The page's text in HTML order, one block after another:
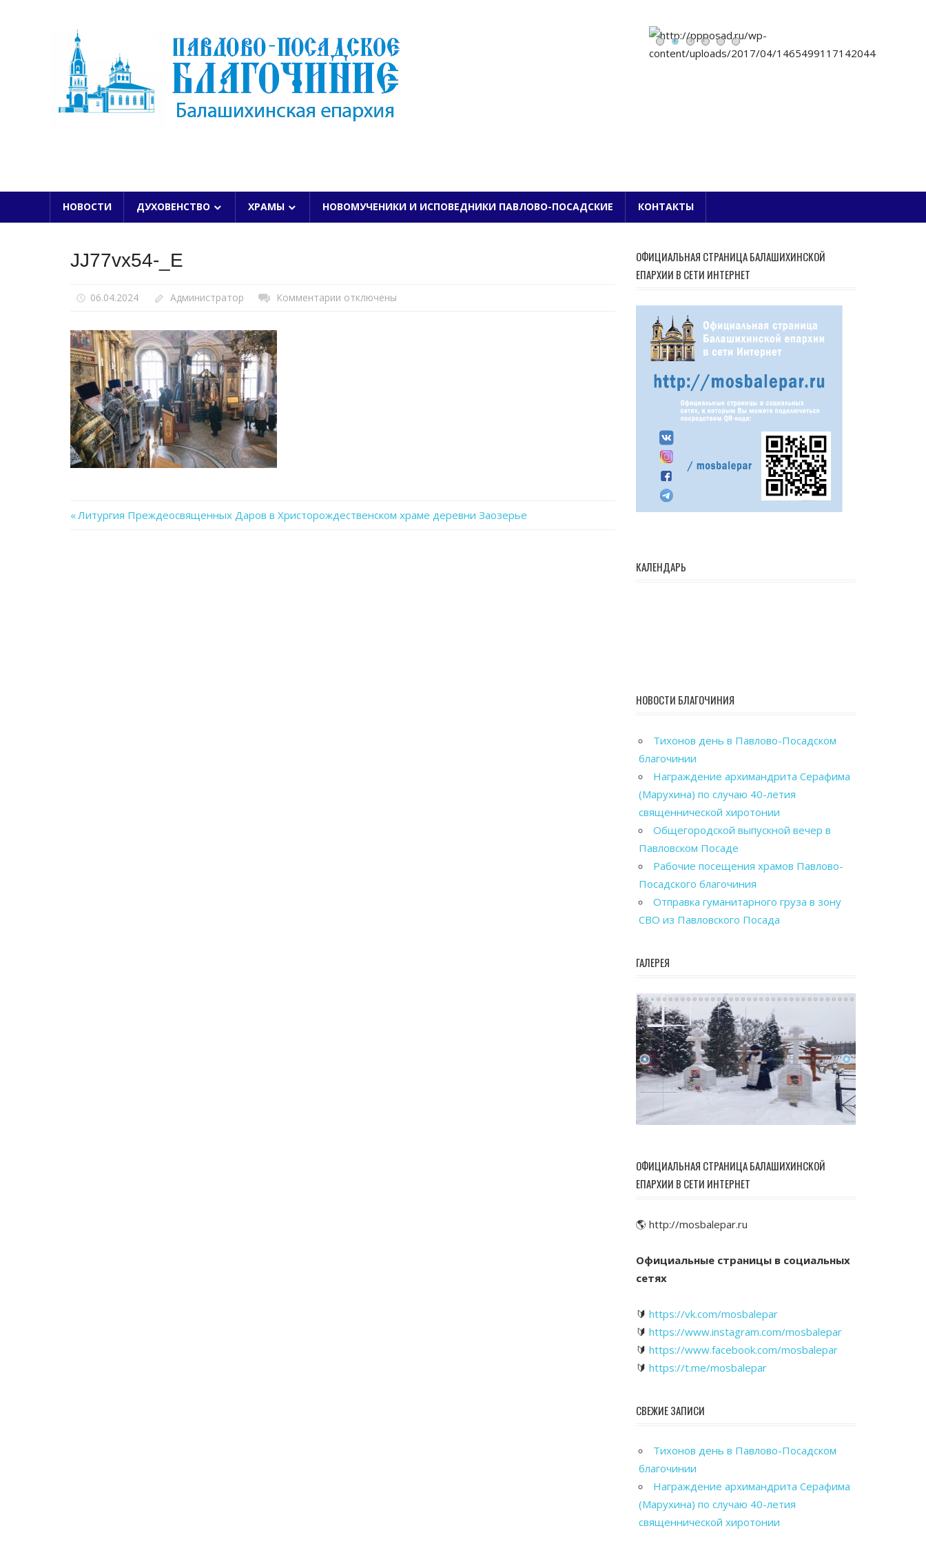
ПАВЛОВО-ПОСАДСКОЕ БЛАГОЧИНИЕ
НОВОСТИ ДУХОВЕНСТВО ХРАМЫ НОВОМУЧЕНИКИ И ИСПОВЕДНИКИ ПАВЛОВО-ПОСАДСКИЕ КОНТАКТЫ
JJ77vx54-_E
06.04.2024 Администратор Комментарии котключены
Previous
Литургия Преждеосвященных Даров в Христорождественском храме деревни Заозерье
ОФИЦИАЛЬНАЯ СТРАНИЦА БАЛАШИХИНСКОЙ
ЕПАРХИИ В СЕТИ ИНТЕРНЕТ
КАЛЕНДАРЬ
НОВОСТИ БЛАГОЧИНИЯ
Тихонов день в Павлово-Посадском
благочинии
Награждение архимандрита Серафима
(Марухина) по случаю 40-летия
священнической хиротонии
Общегородской выпускной вечер в
Павловском Посаде
Рабочие посещения храмов Павлово-
Посадского благочиния
Отправка гуманитарного груза в зону
СВО из Павловского Посада
ГАЛЕРЕЯ
ОФИЦИАЛЬНАЯ СТРАНИЦА БАЛАШИХИНСКОЙ
ЕПАРХИИ В СЕТИ ИНТЕРНЕТ
🌎 http://mosbalepar.ru
Официальные страницы в социальных
сетях
🔰 https://vk.com/mosbalepar
🔰 https://www.instagram.com/mosbalepar
🔰 https://www.facebook.com/mosbalepar
🔰 https://t.me/mosbalepar
СВЕЖИЕ ЗАПИСИ
Тихонов день в Павлово-Посадском
благочинии
Награждение архимандрита Серафима
(Марухина) по случаю 40-летия
священнической хиротонии